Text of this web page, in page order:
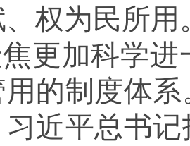
、权为民所用
更加科学
的制度体
近平总书